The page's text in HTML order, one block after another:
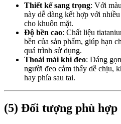
Thiết kế sang trọng: Với
này dễ dàng kết hợp với
cho khuôn mặt.
Độ bền cao: Chất liệu
bền của sản phẩm, giúp hạn
quá trình sử dụng.
Thoải mái khi đeo: Dáng
người đeo cảm thấy dễ chịu,
hay phía sau tai.
(5) Đối tượng phù hợp